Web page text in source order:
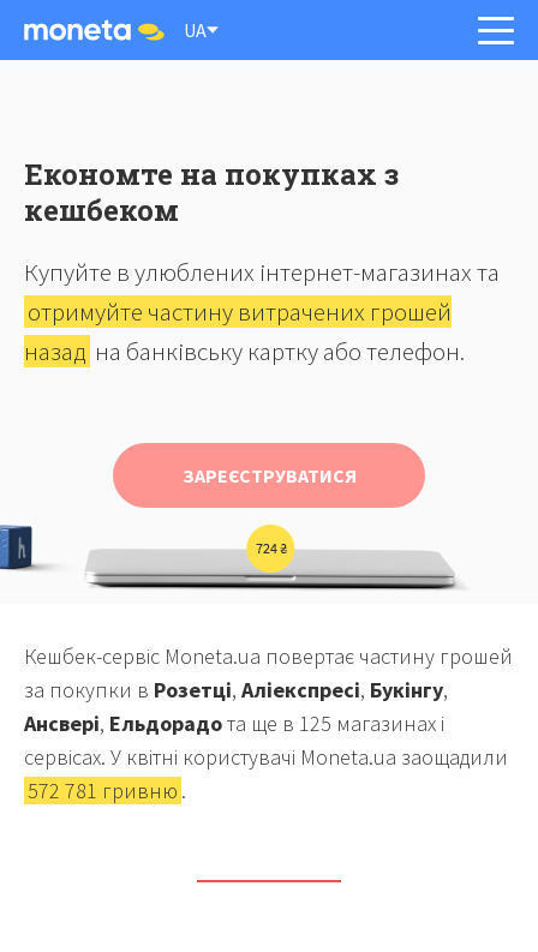
UA
Економте на покупках з
кешбеком
Купуйте в улюблених інтернет-магазинах та
отримуйте частину витрачених грошей
назад на банківську картку або телефон.
ЗАРЕЄСТРУВАТИСЯ
Кешбек-сервіс Moneta.ua повертає частину грошей
за покупки в Розетці, Аліекспресі, Букінгу,
Ансвері, Ельдорадота ще в 125 магазинах і
сервісах. У квітні користувачі Moneta.ua заощадили
572 781 гривню .